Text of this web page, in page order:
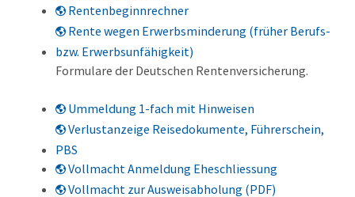
Rentenbeginnrechner
Rente wegen Erwerbsminderung (früher Berufs-
bzw. Erwerbsunfähigkeit)
Formulare der Deutschen Rentenversicherung.
Ummeldung 1-fach mit Hinweisen
Verlustanzeige Reisedokumente, Führerschein,
PBS
Vollmacht Anmeldung Eheschliessung
Vollmacht zur Ausweisabholung (PDF)